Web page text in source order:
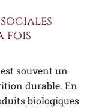
fois
souvent un
durable. En
biologiques